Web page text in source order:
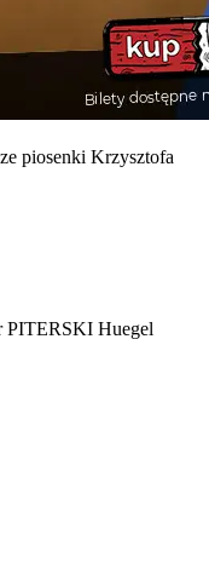
piosenki Krzysztofa
PITERSKI Huegel